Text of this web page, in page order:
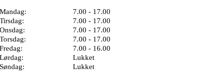
Mandag:
7.00 - 17.00
Tirsdag:
7.00 - 17.00
Onsdag:
7.00 - 17.00
Torsdag:
7.00 - 17.00
Fredag:
7.00 - 16.00
Lørdag:
Lukket
Søndag:
Lukket